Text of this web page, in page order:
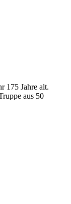
175 Jahre alt.
aus 50